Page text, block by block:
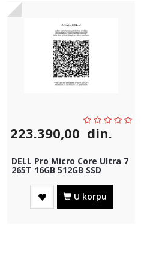
223.390,00 din.
DELL Pro Micro Core Ultra 7
265T 16GB 512GB SSD
U korpu